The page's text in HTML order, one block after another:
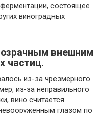
состоящее
виноградных
внешним
частиц.
из-за чрезмерного
из-за неправильного
вино считается
глазом по